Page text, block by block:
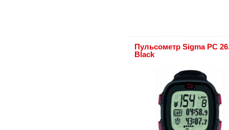
Пульсометр Sigma PC
Black